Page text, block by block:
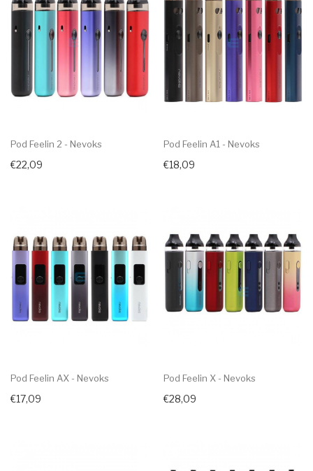
Pod Feelin 2 - Nevoks
€22,09
Pod Feelin A1 - Nevoks
€18,09
Pod Feelin AX - Nevoks
€17,09
Pod Feelin X - Nevoks
€28,09